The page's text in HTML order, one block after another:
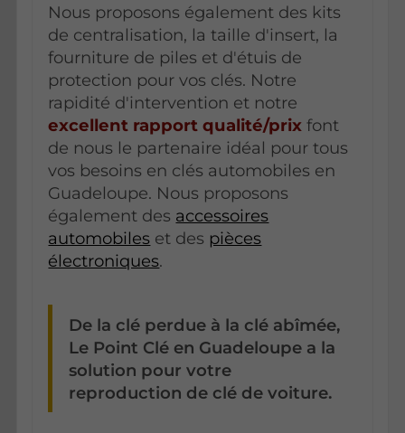
Nous proposons également des kits
de centralisation, la taille d'insert, la
fourniture de piles et d'étuis de
protection pour vos clés. Notre
rapidité d'intervention et notre
excellent rapport qualité/prix font
de nous le partenaire idéal pour tous
vos besoins en clés automobiles en
Guadeloupe. Nous proposons
également des accessoires
automobiles et des pièces
électroniques.
De la clé perdue à la clé abîmée,
Le Point Clé en Guadeloupe a la
solution pour votre
reproduction de clé de voiture.